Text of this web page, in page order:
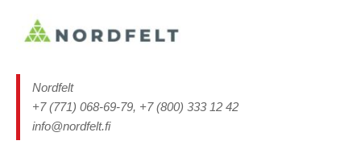
Nordfelt
+7 (771) 068-69-79, +7 (800) 333 12 42
info@nordfelt.fi